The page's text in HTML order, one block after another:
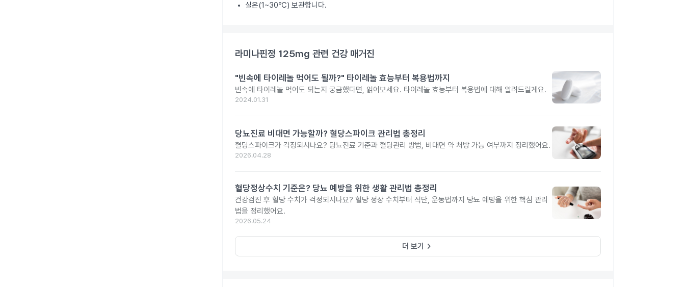
실온(1~30℃) 보관합니다.
라미나핀정 125mg 관련 건강 매거진
"빈속에 타이레놀 먹어도 될까?" 타이레놀 효능부터 복용법까지
빈속에 타이레놀 먹어도 되는지 궁금했다면, 읽어보세요. 타이레놀 효능부터 복용법에 대해 알려드릴게요.
2024.01.31
당뇨진료 비대면 가능할까? 혈당스파이크 관리법 총정리
혈당스파이크가 걱정되시나요? 당뇨진료 기준과 혈당관리 방법, 비대면 약 처방 가능 여부까지 정리했어요.
2026.04.28
혈당정상수치 기준은? 당뇨 예방을 위한 생활 관리법 총정리
건강검진 후 혈당 수치가 걱정되시나요? 혈당 정상 수치부터 식단, 운동법까지 당뇨 예방을 위한 핵심 관리
법을 정리했어요.
2026.05.24
더 보기 keyboard_arrow_right